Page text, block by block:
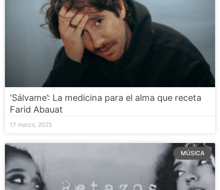
‘Sálvame’: La medicina para el alma que receta
Farid Abauat
17 marzo, 2025
MÚSICA